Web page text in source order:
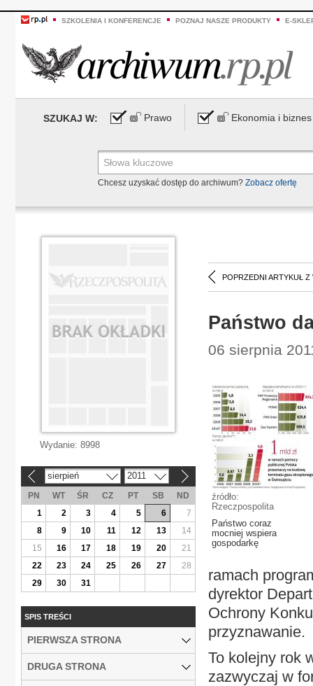
SZKOLENIA I KONFERENCJE POZNAJ NASZE PRODUKTY E-
SZUKAJ W: Prawo Ekonomia i biznes
Chcesz uzyskać dostęp do archiwum? Zobacz ofertę
POPRZEDNI ARTYKUŁ Z
Państwo
06 sierpnia
źródło:
Rzeczpospolita
Państwo coraz
mocniej wspiera
gospodarkę
ramach
dyrektor
Ochrony
przyznawanie.
To kolejny rok
zazwyczaj w
Wydanie: 8998
sierpień 2011
PN WT ŚR CZ PT SB
ND
1
2 3 4 5 6
7
8
9 10 11 12 13
14
15
16 17 18 19 20
21
22
23 24 25 26 27
28
29
30 31
SPIS TREŚCI
PIERWSZA STRONA
DRUGA STRONA